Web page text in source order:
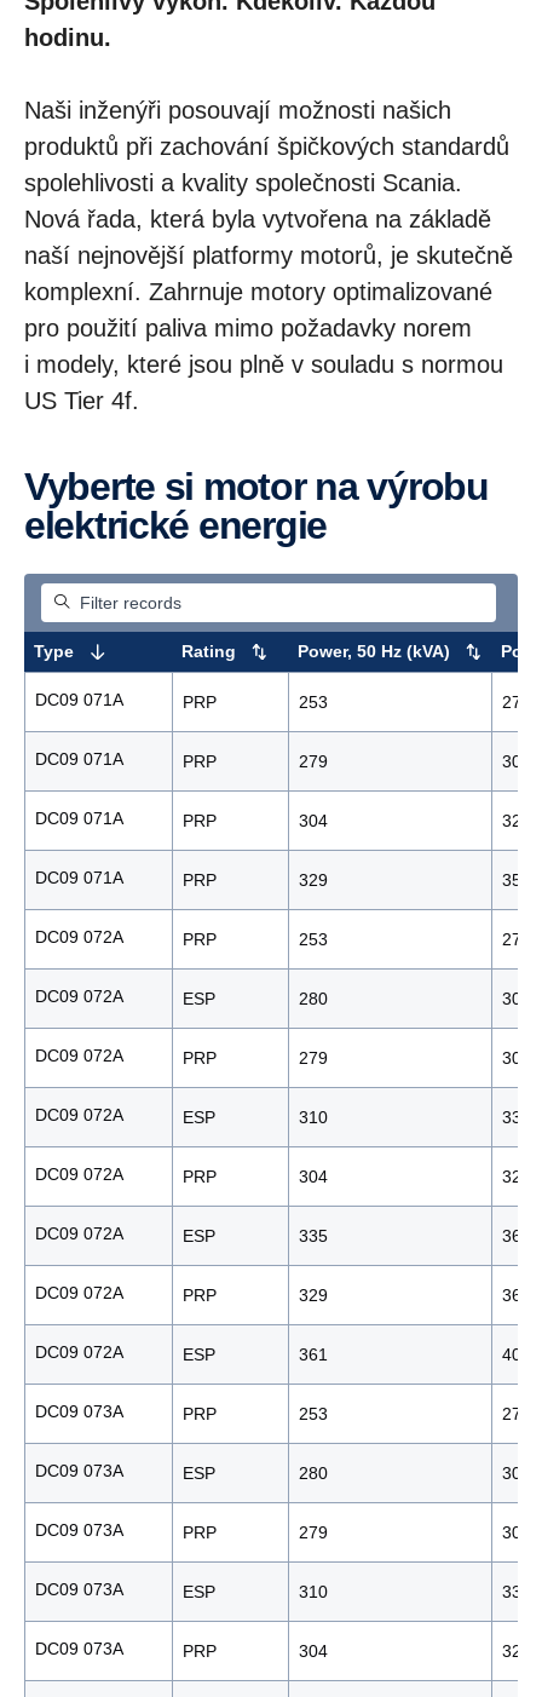
hodinu.
Naši inženýři posouvají možnosti našich
produktů při zachování špičkových standardů
spolehlivosti a kvality společnosti Scania.
Nová řada, která byla vytvořena na základě
naší nejnovější platformy motorů, je skutečně
komplexní. Zahrnuje motory optimalizované
pro použití paliva mimo požadavky norem
i modely, které jsou plně v souladu s normou
US Tier 4f.
Vyberte si motor na výrobu
elektrické energie
Type Rating Power, 50 Hz (kVA)
DC09 071A PRP 253 278
DC09 071A PRP 279 306
DC09 071A PRP 304 328
DC09 071A PRP 329 353
DC09 072A PRP 253 278
DC09 072A ESP 280 309
DC09 072A PRP 279 306
DC09 072A ESP 310 338
DC09 072A PRP 304 328
DC09 072A ESP 335 361
DC09 072A PRP 329 366
DC09 072A ESP 361 405
DC09 073A PRP 253 278
DC09 073A ESP 280 309
DC09 073A PRP 279 306
DC09 073A ESP 310 338
DC09 073A PRP 304 328